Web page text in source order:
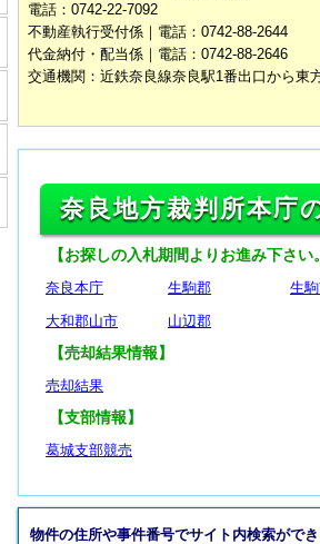
電話：0742-22-7092
不動産執行受付係｜電話：0742-88-2644
代金納付・配当係｜電話：0742-88-2646
交通機関：近鉄奈良線奈良駅1番出口から東
奈良地方裁判所本庁
【お探しの入札期間よりお進み下さい
奈良本庁 生駒郡 生
大和郡山市
山辺郡
【売却結果情報】
売却結果
【支部情報】
葛城支部競売
物件の住所や事件番号でサイト内検索ができ